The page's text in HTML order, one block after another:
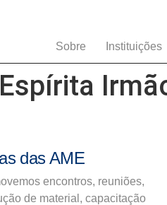
Sobre Instituições
das AME
encontros, reuniões,
de material, capacitação